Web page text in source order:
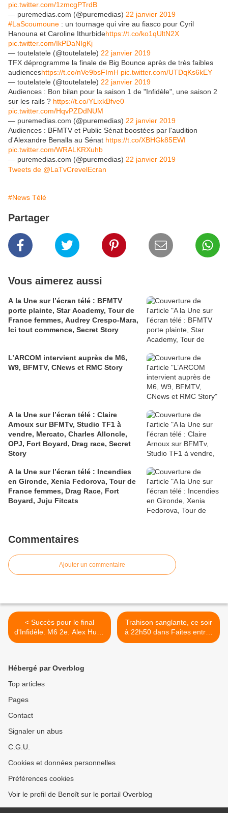
pic.twitter.com/1zmcgPTrdB
— puremedias.com (@puremedias) 22 janvier 2019
#LaScoumoune : un tournage qui vire au fiasco pour Cyril
Hanouna et Caroline Ithurbidehttps://t.co/ko1qUltN2X
pic.twitter.com/IkPDaNIgKj
— toutelatele (@toutelatele) 22 janvier 2019
TFX déprogramme la finale de Big Bounce après de très faibles
audienceshttps://t.co/nVe9bsFImH pic.twitter.com/UTDqKs6kEY
— toutelatele (@toutelatele) 22 janvier 2019
Audiences : Bon bilan pour la saison 1 de "Infidèle", une saison 2
sur les rails ? https://t.co/YLixkBfve0
pic.twitter.com/HqvPZDdNUM
— puremedias.com (@puremedias) 22 janvier 2019
Audiences : BFMTV et Public Sénat boostées par l'audition
d'Alexandre Benalla au Sénat https://t.co/XBHGk85EWI
pic.twitter.com/WRALKRXuhb
— puremedias.com (@puremedias) 22 janvier 2019
Tweets de @LaTvCrevelEcran
#News Télé
Partager
Vous aimerez aussi
A la Une sur l’écran télé : BFMTV
porte plainte, Star Academy, Tour de
France femmes, Audrey Crespo-Mara,
Ici tout commence, Secret Story
L’ARCOM intervient auprès de M6,
W9, BFMTV, CNews et RMC Story
A la Une sur l’écran télé : Claire
Arnoux sur BFMTv, Studio TF1 à
vendre, Mercato, Charles Alloncle,
OPJ, Fort Boyard, Drag race, Secret
Story
A la Une sur l’écran télé : Incendies
en Gironde, Xenia Fedorova, Tour de
France femmes, Drag Race, Fort
Boyard, Juju Fitcats
Commentaires
Ajouter un commentaire
< Succès pour le final
d'Infidèle. M6 2e. Alex Hugo
faible. Fr5, C8 et TMC
Trahison sanglante, ce soir
à 22h50 dans Faites entrer
l’accusé sur France 2 >
Hébergé par Overblog
Top articles
Pages
Contact
Signaler un abus
C.G.U.
Cookies et données personnelles
Préférences cookies
Voir le profil de Benoît sur le portail Overblog